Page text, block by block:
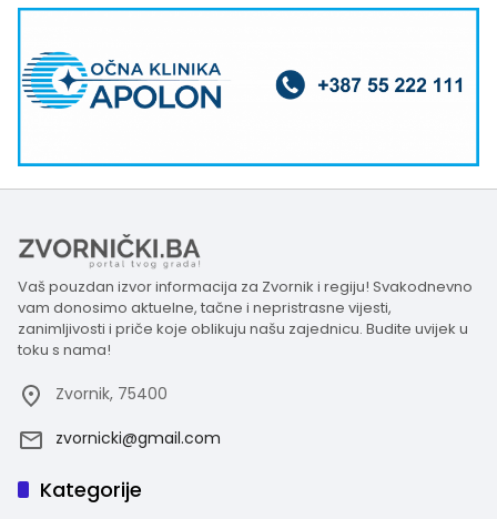
Vaš pouzdan izvor informacija za Zvornik i regiju! Svakodnevno
vam donosimo aktuelne, tačne i nepristrasne vijesti,
zanimljivosti i priče koje oblikuju našu zajednicu. Budite uvijek u
toku s nama!
Zvornik, 75400
zvornicki@gmail.com
Kategorije